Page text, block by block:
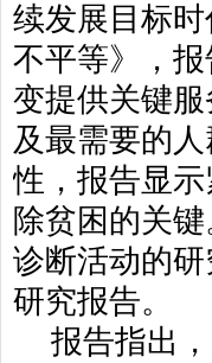
续发展目标
不平等》，
变提供关键
及最需要的
性，报告显
除贫困的关
诊断活动的
研究报告。
报告指出